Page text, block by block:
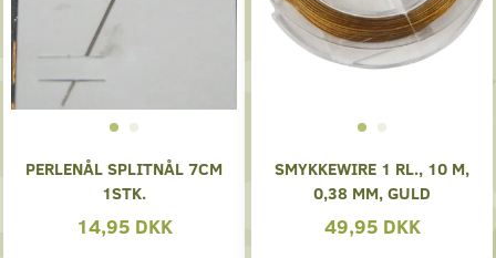
PERLENÅL SPLITNÅL 7CM
1STK.
14,95 DKK
SMYKKEWIRE 1 RL., 10 M,
0,38 MM, GULD
49,95 DKK